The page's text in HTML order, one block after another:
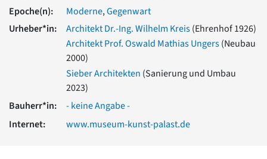
Romanik
Vorromanik
Römische Antike
Über baukunst-nrw
Fachbeirat
Kontakt
Impressum
Epoche(n):
Moderne,Gegenwart
Urheber*in:
Architekt Dr.-Ing. Wilhelm Kreis(Ehrenhof 1926)
Architekt Prof. Oswald Mathias Ungers(Neubau
2000)
Sieber Architekten (Sanierung und Umbau
2023)
Bauherr*in:
- keine Angabe -
Internet:
www.museum-kunst-palast.de